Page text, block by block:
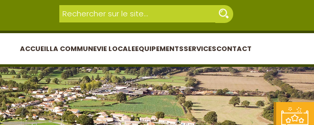
ACCUEILLA COMMUNEVIE LOCALEEQUIPEMENTSSERVICESCONTACT